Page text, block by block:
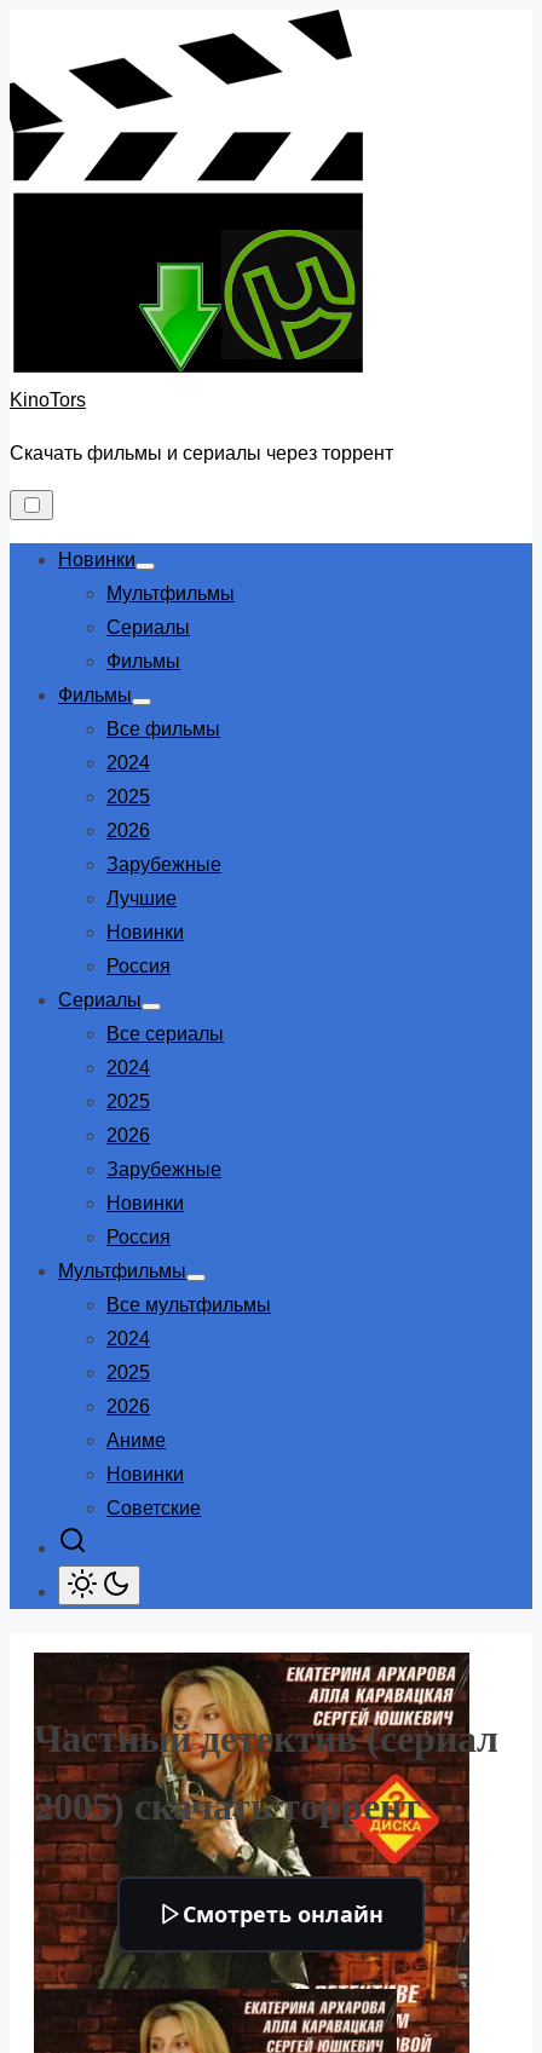
content
KinoTors
Скачать фильмы и сериалы через торрент
Новинки
Show
sub
Мультфильмы
Сериалы
Фильмы
Фильмы
Show
sub
Все фильмы
2024
2025
2026
Зарубежные
Лучшие
Новинки
Россия
Сериалы
Show
sub
Все сериалы
2024
2025
2026
Зарубежные
Новинки
Россия
Мультфильмы
Show
sub
Все мультфильмы
2024
2025
2026
Аниме
Новинки
Советские
Частный детектив (сериал
2005) скачать торрент
Смотреть онлайн